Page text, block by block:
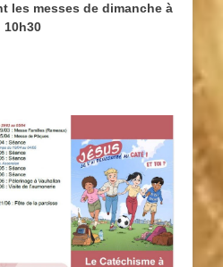
les messes de dimanche à
10h30